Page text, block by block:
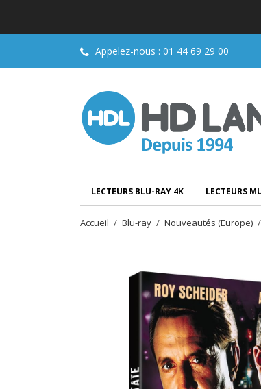
Appelez-nous : 01 44 69 29 00
LECTEURS BLU-RAY 4K LECTEURS
Accueil Blu-ray Nouveautés (Europe)